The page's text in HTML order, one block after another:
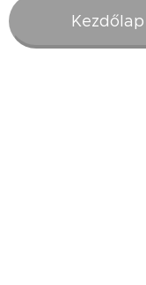
Kezdőlap